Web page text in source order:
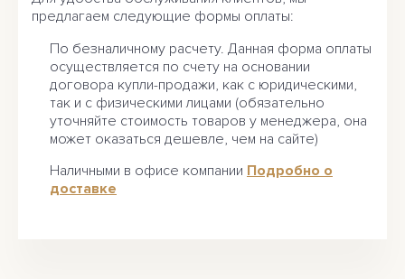
предлагаем следующие формы оплаты:
По безналичному расчету. Данная форма оплаты
осуществляется по счету на основании
договора купли-продажи, как с юридическими,
так и с физическими лицами (обязательно
уточняйте стоимость товаров у менеджера, она
может оказаться дешевле, чем на сайте)
Наличными в офисе компании Подробно о
доставке